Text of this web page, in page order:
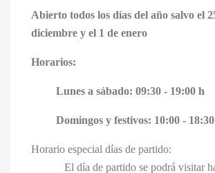
Abierto todos los días del año salvo el
diciembre y el 1 de enero
Horarios:
Lunes a sábado: 09:30 - 19:00 h
Domingos y festivos: 10:00 - 18:30
Horario especial días de partido:
El día de partido se podrá visitar